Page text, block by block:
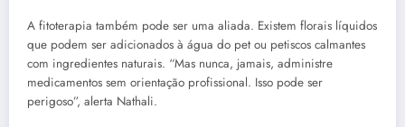
A fitoterapia também pode ser uma aliada. Existem florais líquidos
que podem ser adicionados à água do pet ou petiscos calmantes
com ingredientes naturais. “Mas nunca, jamais, administre
medicamentos sem orientação profissional. Isso pode ser
perigoso”, alerta Nathali.